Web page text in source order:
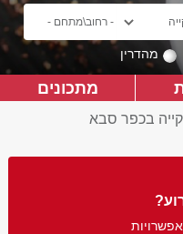
מהדרין
מתכונים
בכפר סבא